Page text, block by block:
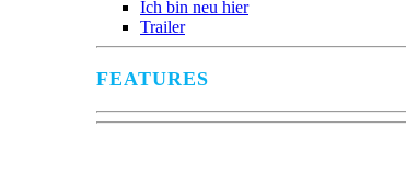
Ich bin neu hier
Trailer
FEATURES